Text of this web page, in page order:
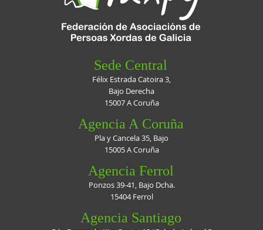
Sede Central
Félix Estrada Catoira 3,
Bajo Derecha
15007 A Coruña
Agencia A Coruña
Pla y Cancela 35, Bajo
15005 A Coruña
Agencia Ferrol
Ponzos 39-41, Bajo Dcha.
15404 Ferrol
Agencia Santiago